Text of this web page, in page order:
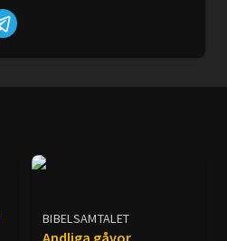
BIBELSAMTALET
Andliga gåvor